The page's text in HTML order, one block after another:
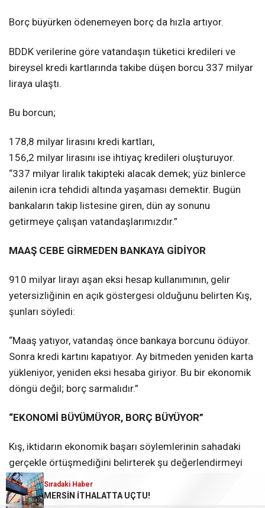
Sıradaki Haber
Sıradaki Haber
Borç büyürken ödenemeyen borç da hızla artıyor.
BDDK verilerine göre vatandaşın tüketici kredileri ve
bireysel kredi kartlarında takibe düşen borcu 337 milyar
liraya ulaştı.
Bu borcun;
178,8 milyar lirasını kredi kartları,
156,2 milyar lirasını ise ihtiyaç kredileri oluşturuyor.
“337 milyar liralık takipteki alacak demek; yüz binlerce
ailenin icra tehdidi altında yaşaması demektir. Bugün
bankaların takip listesine giren, dün ay sonunu
getirmeye çalışan vatandaşlarımızdır.”
MAAŞ CEBE GİRMEDEN BANKAYA GİDİYOR
910 milyar lirayı aşan eksi hesap kullanımının, gelir
yetersizliğinin en açık göstergesi olduğunu belirten Kış,
şunları söyledi:
“Maaş yatıyor, vatandaş önce bankaya borcunu ödüyor.
Sonra kredi kartını kapatıyor. Ay bitmeden yeniden karta
yükleniyor, yeniden eksi hesaba giriyor. Bu bir ekonomik
döngü değil; borç sarmalıdır.”
“EKONOMİ BÜYÜMÜYOR, BORÇ BÜYÜYOR”
Kış, iktidarın ekonomik başarı söylemlerinin sahadaki
gerçekle örtüşmediğini belirterek şu değerlendirmeyi
yaptı:
Sıradaki Haber
MERSİN İTHALATTA UÇTU!